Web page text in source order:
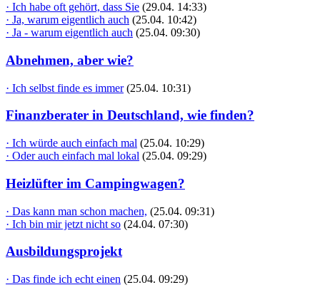
· Ich habe oft gehört, dass Sie (29.04. 14:33)
· Ja, warum eigentlich auch (25.04. 10:42)
· Ja - warum eigentlich auch (25.04. 09:30)
Abnehmen, aber wie?
· Ich selbst finde es immer (25.04. 10:31)
Finanzberater in Deutschland, wie finden?
· Ich würde auch einfach mal (25.04. 10:29)
· Oder auch einfach mal lokal (25.04. 09:29)
Heizlüfter im Campingwagen?
· Das kann man schon machen, (25.04. 09:31)
· Ich bin mir jetzt nicht so (24.04. 07:30)
Ausbildungsprojekt
· Das finde ich echt einen (25.04. 09:29)